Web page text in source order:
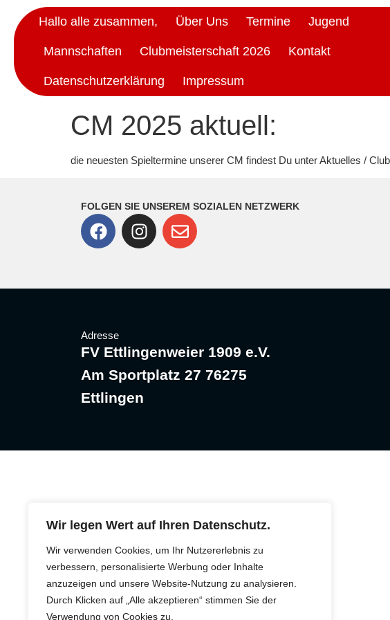
Wir legen Wert auf Ihren Datenschutz.
Wir verwenden Cookies, um Ihr Nutzererlebnis zu
verbessern, personalisierte Werbung oder Inhalte
anzuzeigen und unsere Website-Nutzung zu analysieren.
Durch Klicken auf „Alle akzeptieren“ stimmen Sie der
Verwendung von Cookies zu.
Hallo alle zusammen, Über Uns Termine Jugend
Mannschaften Clubmeisterschaft 2026 Kontakt
Datenschutzerklärung Impressum
CM 2025 aktuell:
die neuesten Spieltermine unserer CM findest Du unter Aktuelles /
FOLGEN SIE UNSEREM SOZIALEN NETZWERK
Adresse
FV Ettlingenweier 1909 e.V.
Am Sportplatz 27 76275
Ettlingen